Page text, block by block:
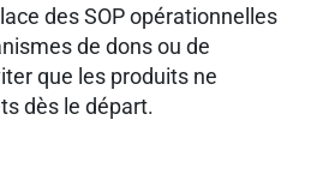
des SOP opérationnelles
de dons ou de
que les produits ne
dès le départ.